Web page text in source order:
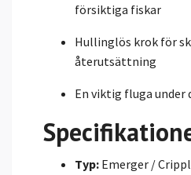
försiktiga fiskar
Hullinglös krok för
återutsättning
En viktig fluga under
Typ: Emerger /